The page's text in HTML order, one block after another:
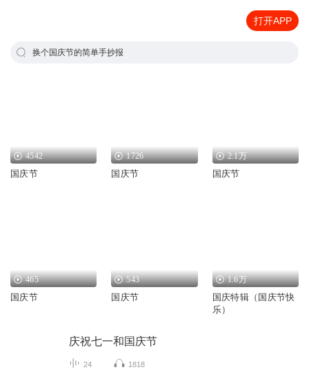
打开APP
换个国庆节的简单手抄报
4542
国庆节
1726
国庆节
2.1万
国庆节
465
国庆节
543
国庆节
1.6万
国庆特辑（国庆节快
乐）
庆祝七一和国庆节
24 1818